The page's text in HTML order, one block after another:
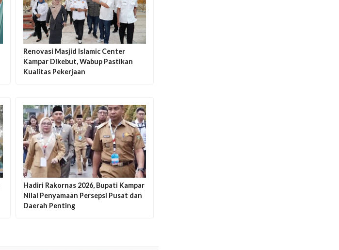
Renovasi Masjid Islamic Center
Kampar Dikebut, Wabup Pastikan
Kualitas Pekerjaan
Hadiri Rakornas 2026, Bupati Kampar
Nilai Penyamaan Persepsi Pusat dan
Daerah Penting